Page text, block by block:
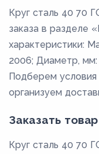
Круг сталь 40 70
заказа в разделе
характеристики:
2006; Диаметр, мм:
Подберем условия
организуем
Заказать товар
Круг сталь 40 70